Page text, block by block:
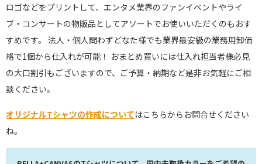
ロゴなどをプリントして、エンタメ業界のファンイベントやライ
ブ・コンサートの物販品としてアソートでお使いいただくのもおす
すめです。 法人・個人問わずどなた様でも業界最安級の業務用卸価
格で1個から仕入れが可能！ おまとめ買いには仕入れ担当者様必見
の大口割引もございますので、ご予算・納期など是非お気軽にご相
談ください。
オリジナルTシャツの作成についてはこちらからお問合せください
ね。